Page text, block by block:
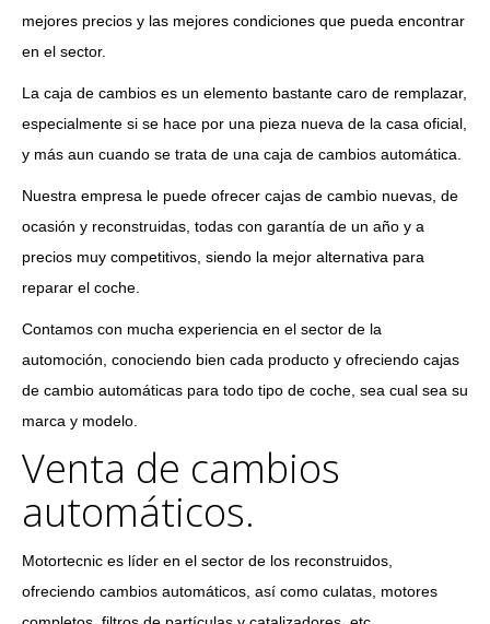
mejores precios y las mejores condiciones que pueda encontrar
en el sector.
La caja de cambios es un elemento bastante caro de remplazar,
especialmente si se hace por una pieza nueva de la casa oficial,
y más aun cuando se trata de una caja de cambios automática.
Nuestra empresa le puede ofrecer cajas de cambio nuevas, de
ocasión y reconstruidas, todas con garantía de un año y a
precios muy competitivos, siendo la mejor alternativa para
reparar el coche.
Contamos con mucha experiencia en el sector de la
automoción, conociendo bien cada producto y ofreciendo cajas
de cambio automáticas para todo tipo de coche, sea cual sea su
marca y modelo.
Venta de cambios
automáticos.
Motortecnic es líder en el sector de los reconstruidos,
ofreciendo cambios automáticos, así como culatas, motores